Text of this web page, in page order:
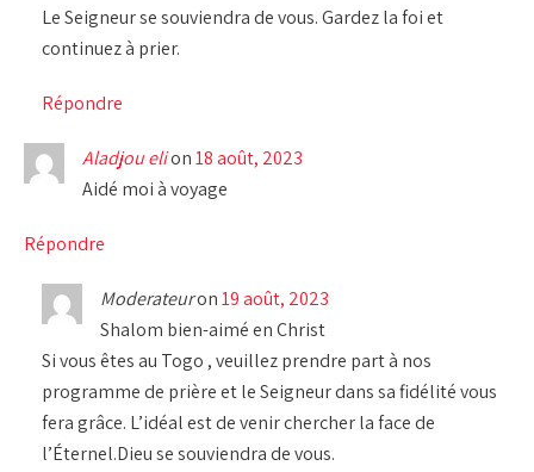
Le Seigneur se souviendra de vous. Gardez la foi et
continuez à prier.
Répondre
Aladjou elion18 août, 2023
Aidé moi à voyage
Répondre
Moderateuron19 août, 2023
Shalom bien-aimé en Christ
Si vous êtes au Togo , veuillez prendre part à nos
programme de prière et le Seigneur dans sa fidélité vous
fera grâce. L’idéal est de venir chercher la face de
l’Éternel.Dieu se souviendra de vous.